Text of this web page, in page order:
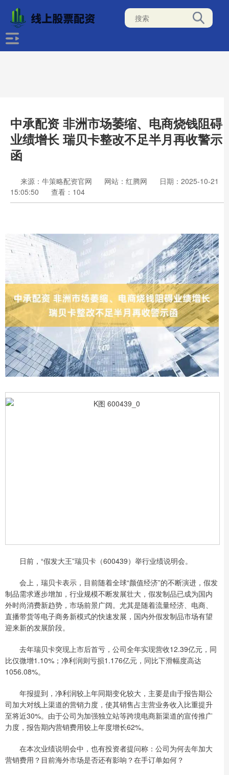
中承配资 非洲市场萎缩、电商烧钱阻碍
业绩增长 瑞贝卡整改不足半月再收警示
函
来源：牛策略配资官网 网站：红腾网
日期：2025-10-21
15:05:50
查看：104
日前，“假发大王”瑞贝卡（600439）举行业绩说明会。
会上，瑞贝卡表示，目前随着全球“颜值经济”的不断演进，假发
制品需求逐步增加，行业规模不断发展壮大，假发制品已成为国内
外时尚消费新趋势，市场前景广阔。尤其是随着流量经济、电商、
直播带货等电子商务新模式的快速发展，国内外假发制品市场有望
迎来新的发展阶段。
去年瑞贝卡突现上市后首亏，公司全年实现营收12.39亿元，同
比仅微增1.10%；净利润则亏损1.176亿元，同比下滑幅度高达
1056.08%。
年报提到，净利润较上年同期变化较大，主要是由于报告期公
司加大对线上渠道的营销力度，使其销售占主营业务收入比重提升
至将近30%。由于公司为加强独立站等跨境电商新渠道的宣传推广
力度，报告期内营销费用较上年度增长62%。
在本次业绩说明会中，也有投资者提问称：公司为何去年加大
营销费用？目前海外市场是否还有影响？在手订单如何？